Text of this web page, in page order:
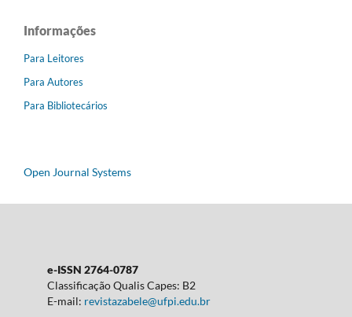
Informações
Para Leitores
Para Autores
Para Bibliotecários
Open Journal Systems
e-ISSN 2764-0787
Classificação Qualis Capes: B2
E-mail: revistazabele@ufpi.edu.br